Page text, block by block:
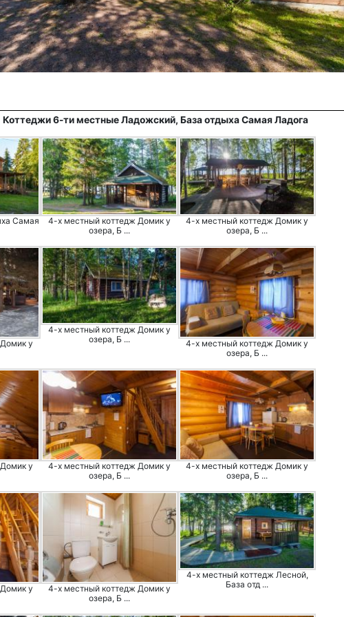
Коттеджи 6-ти местные Ладожский, База отдыха Самая Ладога
Самая
4-х местный коттедж Домик у
озера, Б ...
4-х местный коттедж Домик у
озера, Б ...
у
4-х местный коттедж Домик у
озера, Б ...
4-х местный коттедж Домик у
озера, Б ...
у
4-х местный коттедж Домик у
озера, Б ...
4-х местный коттедж Домик у
озера, Б ...
у
4-х местный коттедж Домик у
озера, Б ...
4-х местный коттедж Лесной,
База отд ...